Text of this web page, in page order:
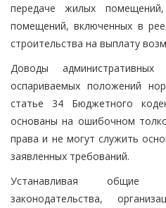
передаче жилых
помещений, включенных в
строительства на выплату
Доводы
оспариваемых положений
статье 34 Бюджетного
основаны на ошибочном
права и не могут служить
заявленных требований.
Устанавливая общие
законодательства,